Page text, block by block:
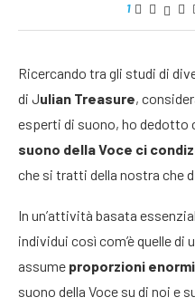
1
Ricercando tra gli studi di
di Julian Treasure,
esperti di suono, ho dedotto
suono della Voce ci
che si tratti della nostra che
In un’attività basata
individui così com’è quelle di
assume proporzioni enormi
suono della Voce su di noi e